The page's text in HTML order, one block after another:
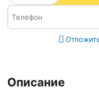
Описание